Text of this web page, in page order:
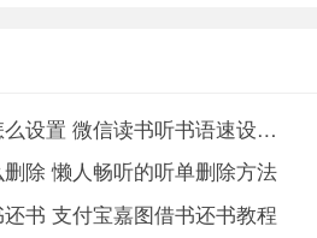
微信读书听书语速怎么设置 微信读书听书语速设置方法
除 懒人畅听的听单删除方法
书 支付宝嘉图借书还书教程